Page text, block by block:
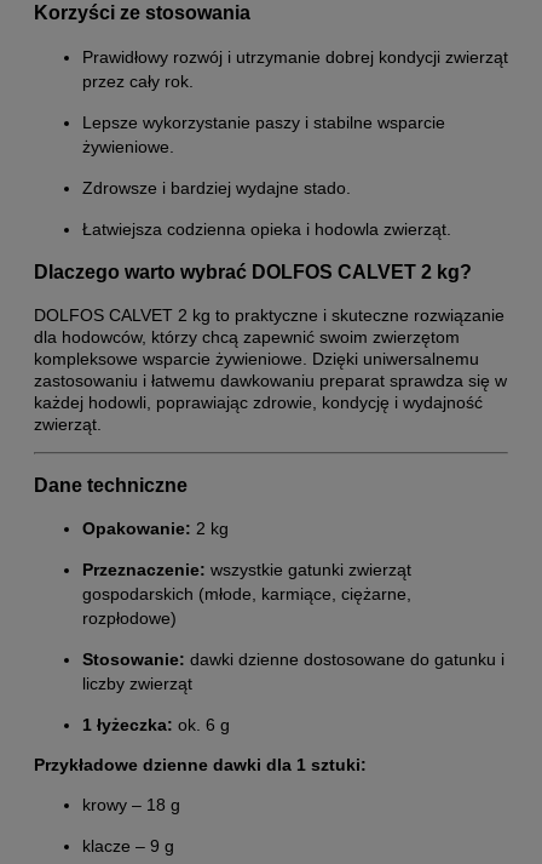
Korzyści ze stosowania
Prawidłowy rozwój i utrzymanie dobrej kondycji zwierząt
przez cały rok.
Lepsze wykorzystanie paszy i stabilne wsparcie
żywieniowe.
Zdrowsze i bardziej wydajne stado.
Łatwiejsza codzienna opieka i hodowla zwierząt.
Dlaczego warto wybrać DOLFOS CALVET 2 kg?
DOLFOS CALVET 2 kg to praktyczne i skuteczne rozwiązanie
dla hodowców, którzy chcą zapewnić swoim zwierzętom
kompleksowe wsparcie żywieniowe. Dzięki uniwersalnemu
zastosowaniu i łatwemu dawkowaniu preparat sprawdza się w
każdej hodowli, poprawiając zdrowie, kondycję i wydajność
zwierząt.
Dane techniczne
Opakowanie: 2 kg
Przeznaczenie: wszystkie gatunki zwierząt
gospodarskich (młode, karmiące, ciężarne,
rozpłodowe)
Stosowanie: dawki dzienne dostosowane do gatunku i
liczby zwierząt
1 łyżeczka: ok. 6 g
Przykładowe dzienne dawki dla 1 sztuki:
krowy – 18 g
klacze – 9 g